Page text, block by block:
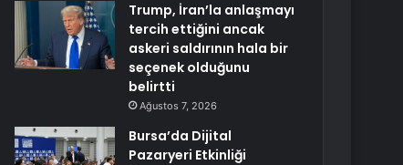
Trump, İran’la anlaşmayı
tercih ettiğini ancak
askeri saldırının hala bir
seçenek olduğunu
belirtti
Ağustos 7, 2026
Bursa’da Dijital
Pazaryeri Etkinliği